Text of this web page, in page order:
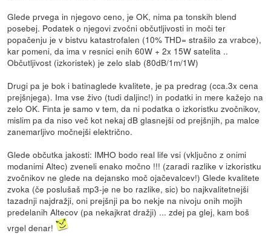
Glede prvega in njegovo ceno, je OK, nima pa tonskih blend
posebej. Podatek o njegovi zvočni občutljivosti in moči ter
popačenju je v bistvu katastrofalen (10% THD= strašilo za vrabce),
kar pomeni, da ima v resnici enih 60W + 2x 15W satelita ..
Občutljivost (izkoristek) je zelo slab (80dB/1m/1W)
Drugi pa je bok i batinaglede kvalitete, je pa predrag (cca.3x cena
prejšnjega). Ima vse živo (tudi daljinc!) in podatki in mere kažejo na
zelo OK. Finta je samo v tem, da ni podatka o izkoristku zvočnikov,
mislim pa da niso več kot nekaj dB glasnejši od prejšnjih, pa malce
zanemarljivo močnejši električno.
Glede občutka jakosti: IMHO bodo real life vsi (vključno z onimi
modanimi Altec) zveneli enako močno !!! (zaradi razlike v izkoristku
zvočnikov ne glede na dejansko moč ojačevalcev!) Glede kvalitete
zvoka (če poslušaš mp3-je ne bo razlike, sic) bo najkvalitetnejši
tazadnji najdražji, oni prejšnji pa bo nekje na nivoju onih mojih
predelanih Altecov (pa nekajkrat dražji) ... zdej pa glej, kam boš
vrgel denar!